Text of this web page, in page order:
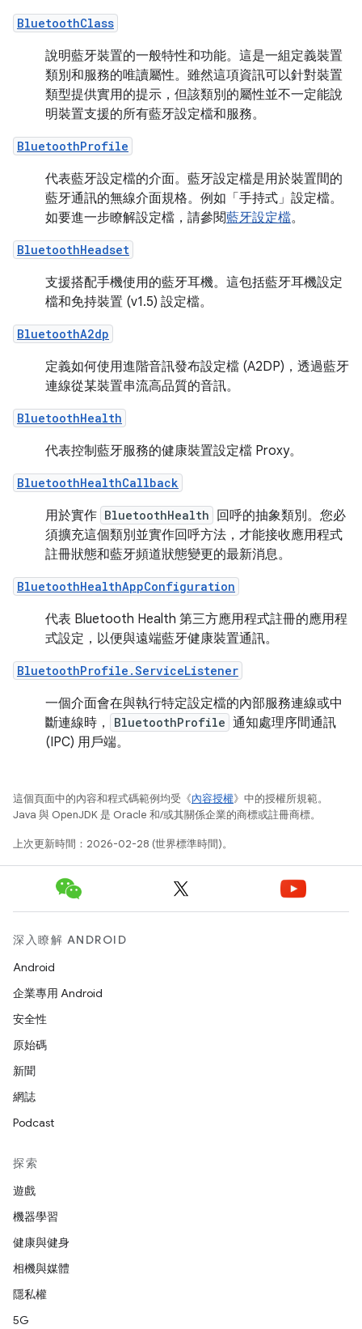
BluetoothClass
說明藍牙裝置的一般特性和功能。這是一組定義裝置
類別和服務的唯讀屬性。雖然這項資訊可以針對裝置
類型提供實用的提示，但該類別的屬性並不一定能說
明裝置支援的所有藍牙設定檔和服務。
BluetoothProfile
代表藍牙設定檔的介面。藍牙設定檔是用於裝置間的
藍牙通訊的無線介面規格。例如「手持式」設定檔。
如要進一步瞭解設定檔，請參閱藍牙設定檔。
BluetoothHeadset
支援搭配手機使用的藍牙耳機。這包括藍牙耳機設定
檔和免持裝置 (v1.5) 設定檔。
BluetoothA2dp
定義如何使用進階音訊發布設定檔 (A2DP)，透過藍牙
連線從某裝置串流高品質的音訊。
BluetoothHealth
代表控制藍牙服務的健康裝置設定檔 Proxy。
BluetoothHealthCallback
用於實作 BluetoothHealth
回呼的抽象類別。您必
須擴充這個類別並實作回呼方法，才能接收應用程式
註冊狀態和藍牙頻道狀態變更的最新消息。
BluetoothHealthAppConfiguration
代表 Bluetooth Health 第三方應用程式註冊的應用程
式設定，以便與遠端藍牙健康裝置通訊。
BluetoothProfile.ServiceListener
一個介面會在與執行特定設定檔的內部服務連線或中
斷連線時，
BluetoothProfile 通知處理序間通訊
(IPC) 用戶端。
這個頁面中的內容和程式碼範例均受《內容授權》中的授權所規範。
Java 與 OpenJDK 是 Oracle 和/或其關係企業的商標或註冊商標。
上次更新時間：2026-02-28 (世界標準時間)。
深入瞭解 ANDROID
Android
企業專用 Android
安全性
原始碼
新聞
網誌
Podcast
探索
遊戲
機器學習
健康與健身
相機與媒體
隱私權
5G